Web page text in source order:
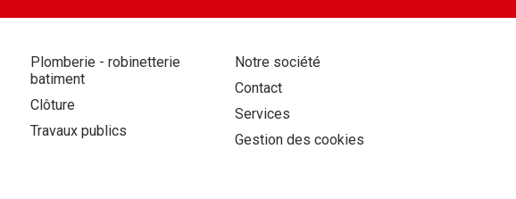
Aller
au
contenu
Plomberie - robinetterie
batiment
Clôture
Travaux publics
Aller
au
contenu
Notre société
Contact
Services
Gestion des cookies